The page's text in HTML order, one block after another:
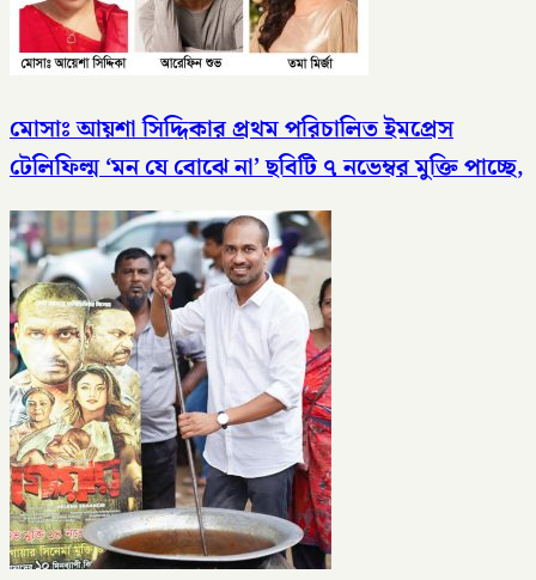
মোসাঃ আয়শা সিদ্দিকার প্রথম পরিচালিত ইমপ্রেস
টেলিফিল্ম ‘মন যে বোঝে না’ ছবিটি ৭ নভেম্বর মুক্তি পাচ্ছে,